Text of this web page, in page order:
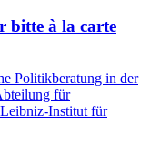
bitte à la carte
Politikberatung in der
für
Institut für